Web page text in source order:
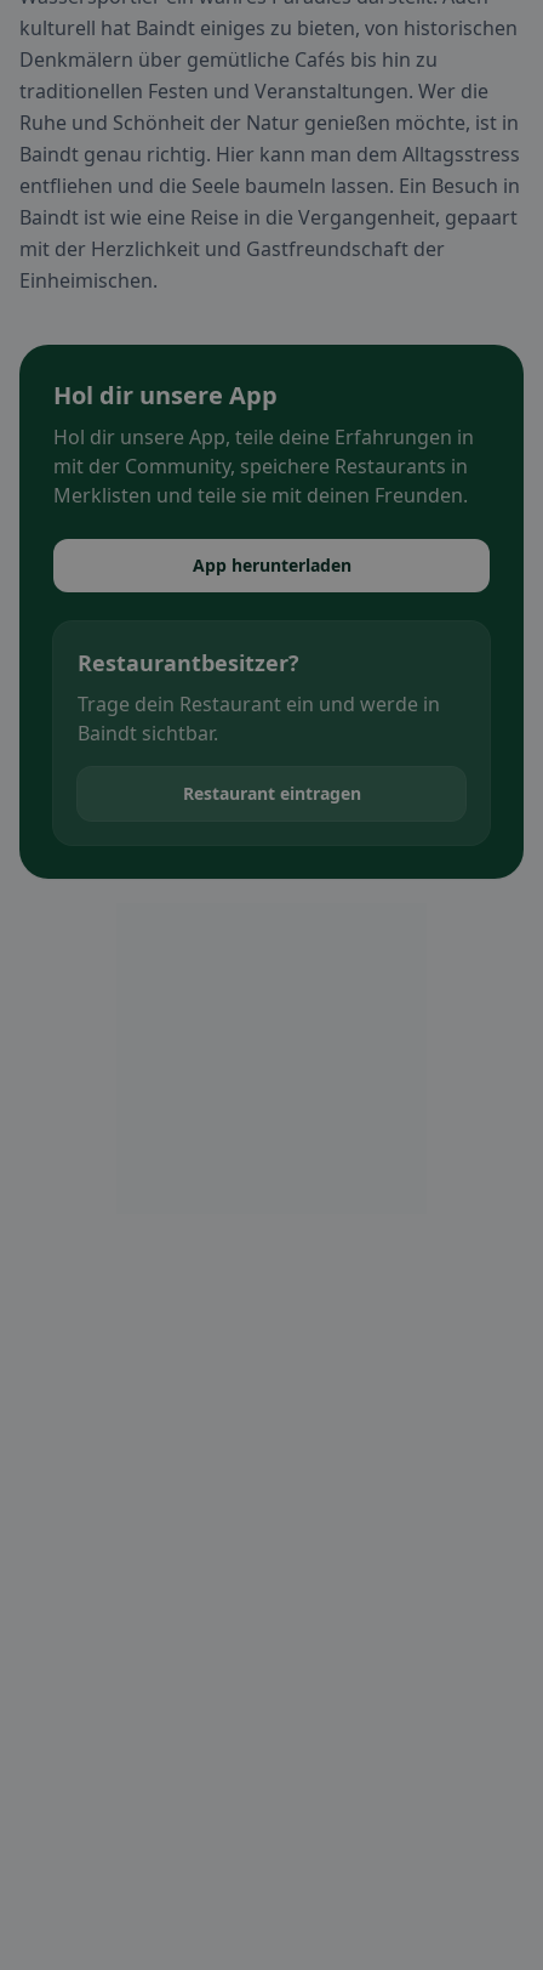
kulturell hat Baindt einiges zu bieten, von historischen
Denkmälern über gemütliche Cafés bis hin zu
traditionellen Festen und Veranstaltungen. Wer die
Ruhe und Schönheit der Natur genießen möchte, ist in
Baindt genau richtig. Hier kann man dem Alltagsstress
entfliehen und die Seele baumeln lassen. Ein Besuch in
Baindt ist wie eine Reise in die Vergangenheit, gepaart
mit der Herzlichkeit und Gastfreundschaft der
Einheimischen.
Hol dir unsere App
Hol dir unsere App, teile deine Erfahrungen in
mit der Community, speichere Restaurants in
Merklisten und teile sie mit deinen Freunden.
App herunterladen
Restaurantbesitzer?
Trage dein Restaurant ein und werde in
Baindt sichtbar.
Restaurant eintragen